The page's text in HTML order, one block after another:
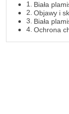
Biała
Objawy i
Biała
Ochrona